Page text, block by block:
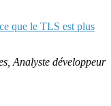
que le TLS est plus
Analyste développeur